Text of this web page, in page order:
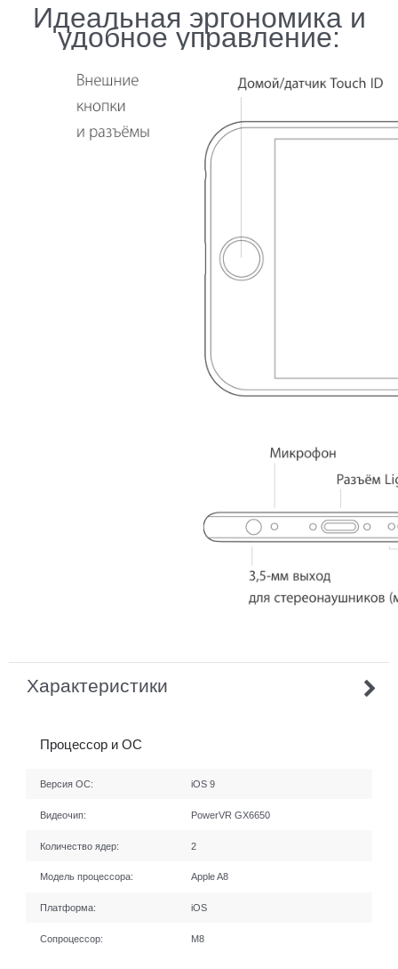
Идеальная эргономика и
удобное управление:
Характеристики
Процессор и ОС
Версия ОС: iOS 9
Видеочип: PowerVR GX6650
Количество ядер: 2
Модель процессора: Apple A8
Платформа: iOS
Сопроцессор: M8